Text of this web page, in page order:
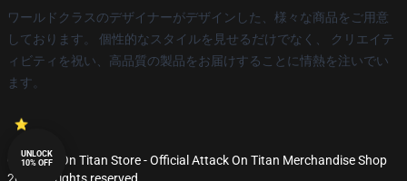
ワールドクラスのデザイナーがデザインした、様々な商品をご用意
しております。 個性的なスタイルを見せるだけでなく、 クリエイテ
ィビティを祝い、高品質の製品をお届けすることに情熱を注いでい
ます。
© Attack On Titan Store - Official Attack On Titan Merchandise Shop
UNLOCK
10% OFF